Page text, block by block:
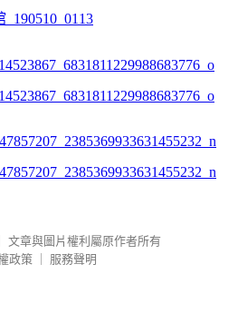
文章與圖片權利屬原作者所有
政策
服務聲明